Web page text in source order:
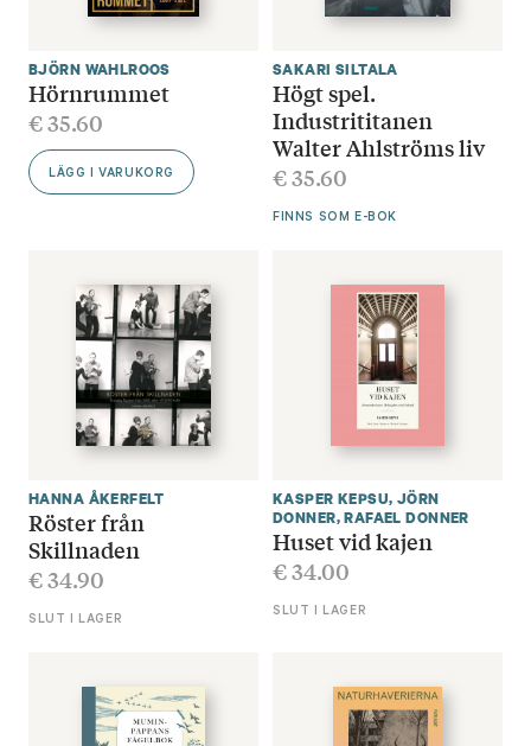
BJÖRN WAHLROOS
Hörnrummet
€35.60
LÄGG I VARUKORG
SAKARI SILTALA
Högt spel.
Industrititanen
Walter Ahlströms liv
€35.60
FINNS SOM E-BOK
HANNA ÅKERFELT
Röster från
Skillnaden
€34.90
SLUT I LAGER
KASPER KEPSU, JÖRN
DONNER,RAFAEL DONNER
Huset vid kajen
€34.00
SLUT I LAGER